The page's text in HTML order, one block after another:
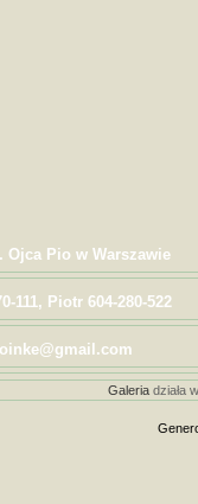
Ojca Pio w Warszawie
111, Piotr 604-280-522
Galeriadziała